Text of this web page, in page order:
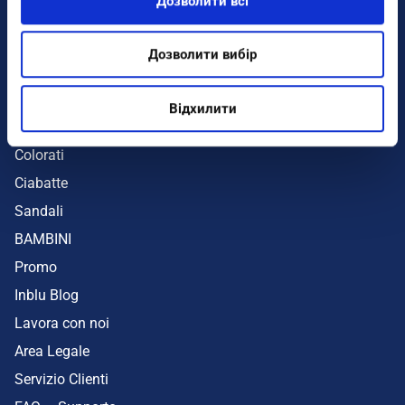
Дозволити вибір
Відхилити
UOMO
Colorati
Ciabatte
Sandali
BAMBINI
Promo
Inblu Blog
Lavora con noi
Area Legale
Servizio Clienti